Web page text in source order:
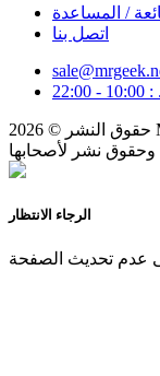
/ المساعدة
اتصل بنا
حقوق النشر © 2026 MrGeek - الأسماء والعلامات التجارية المسجلة
الرجاء الانتظار
عدم تحديث الصفحة